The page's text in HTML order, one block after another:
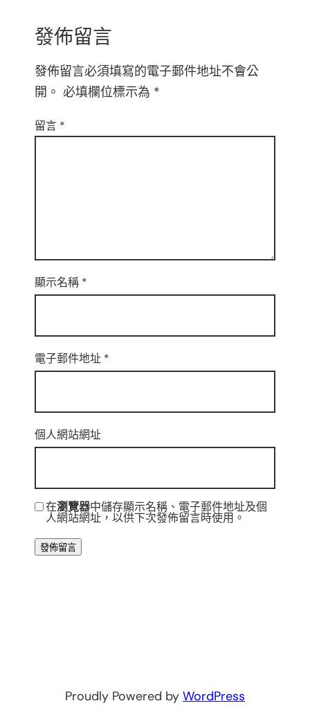
發佈留言
發佈留言必須填寫的電子郵件地址不會公
開。 必填欄位標示為 *
留言 *
顯示名稱 *
電子郵件地址 *
個人網站網址
在瀏覽器中儲存顯示名稱、電子郵件地址及個
人網站網址，以供下次發佈留言時使用。
Proudly Powered by WordPress